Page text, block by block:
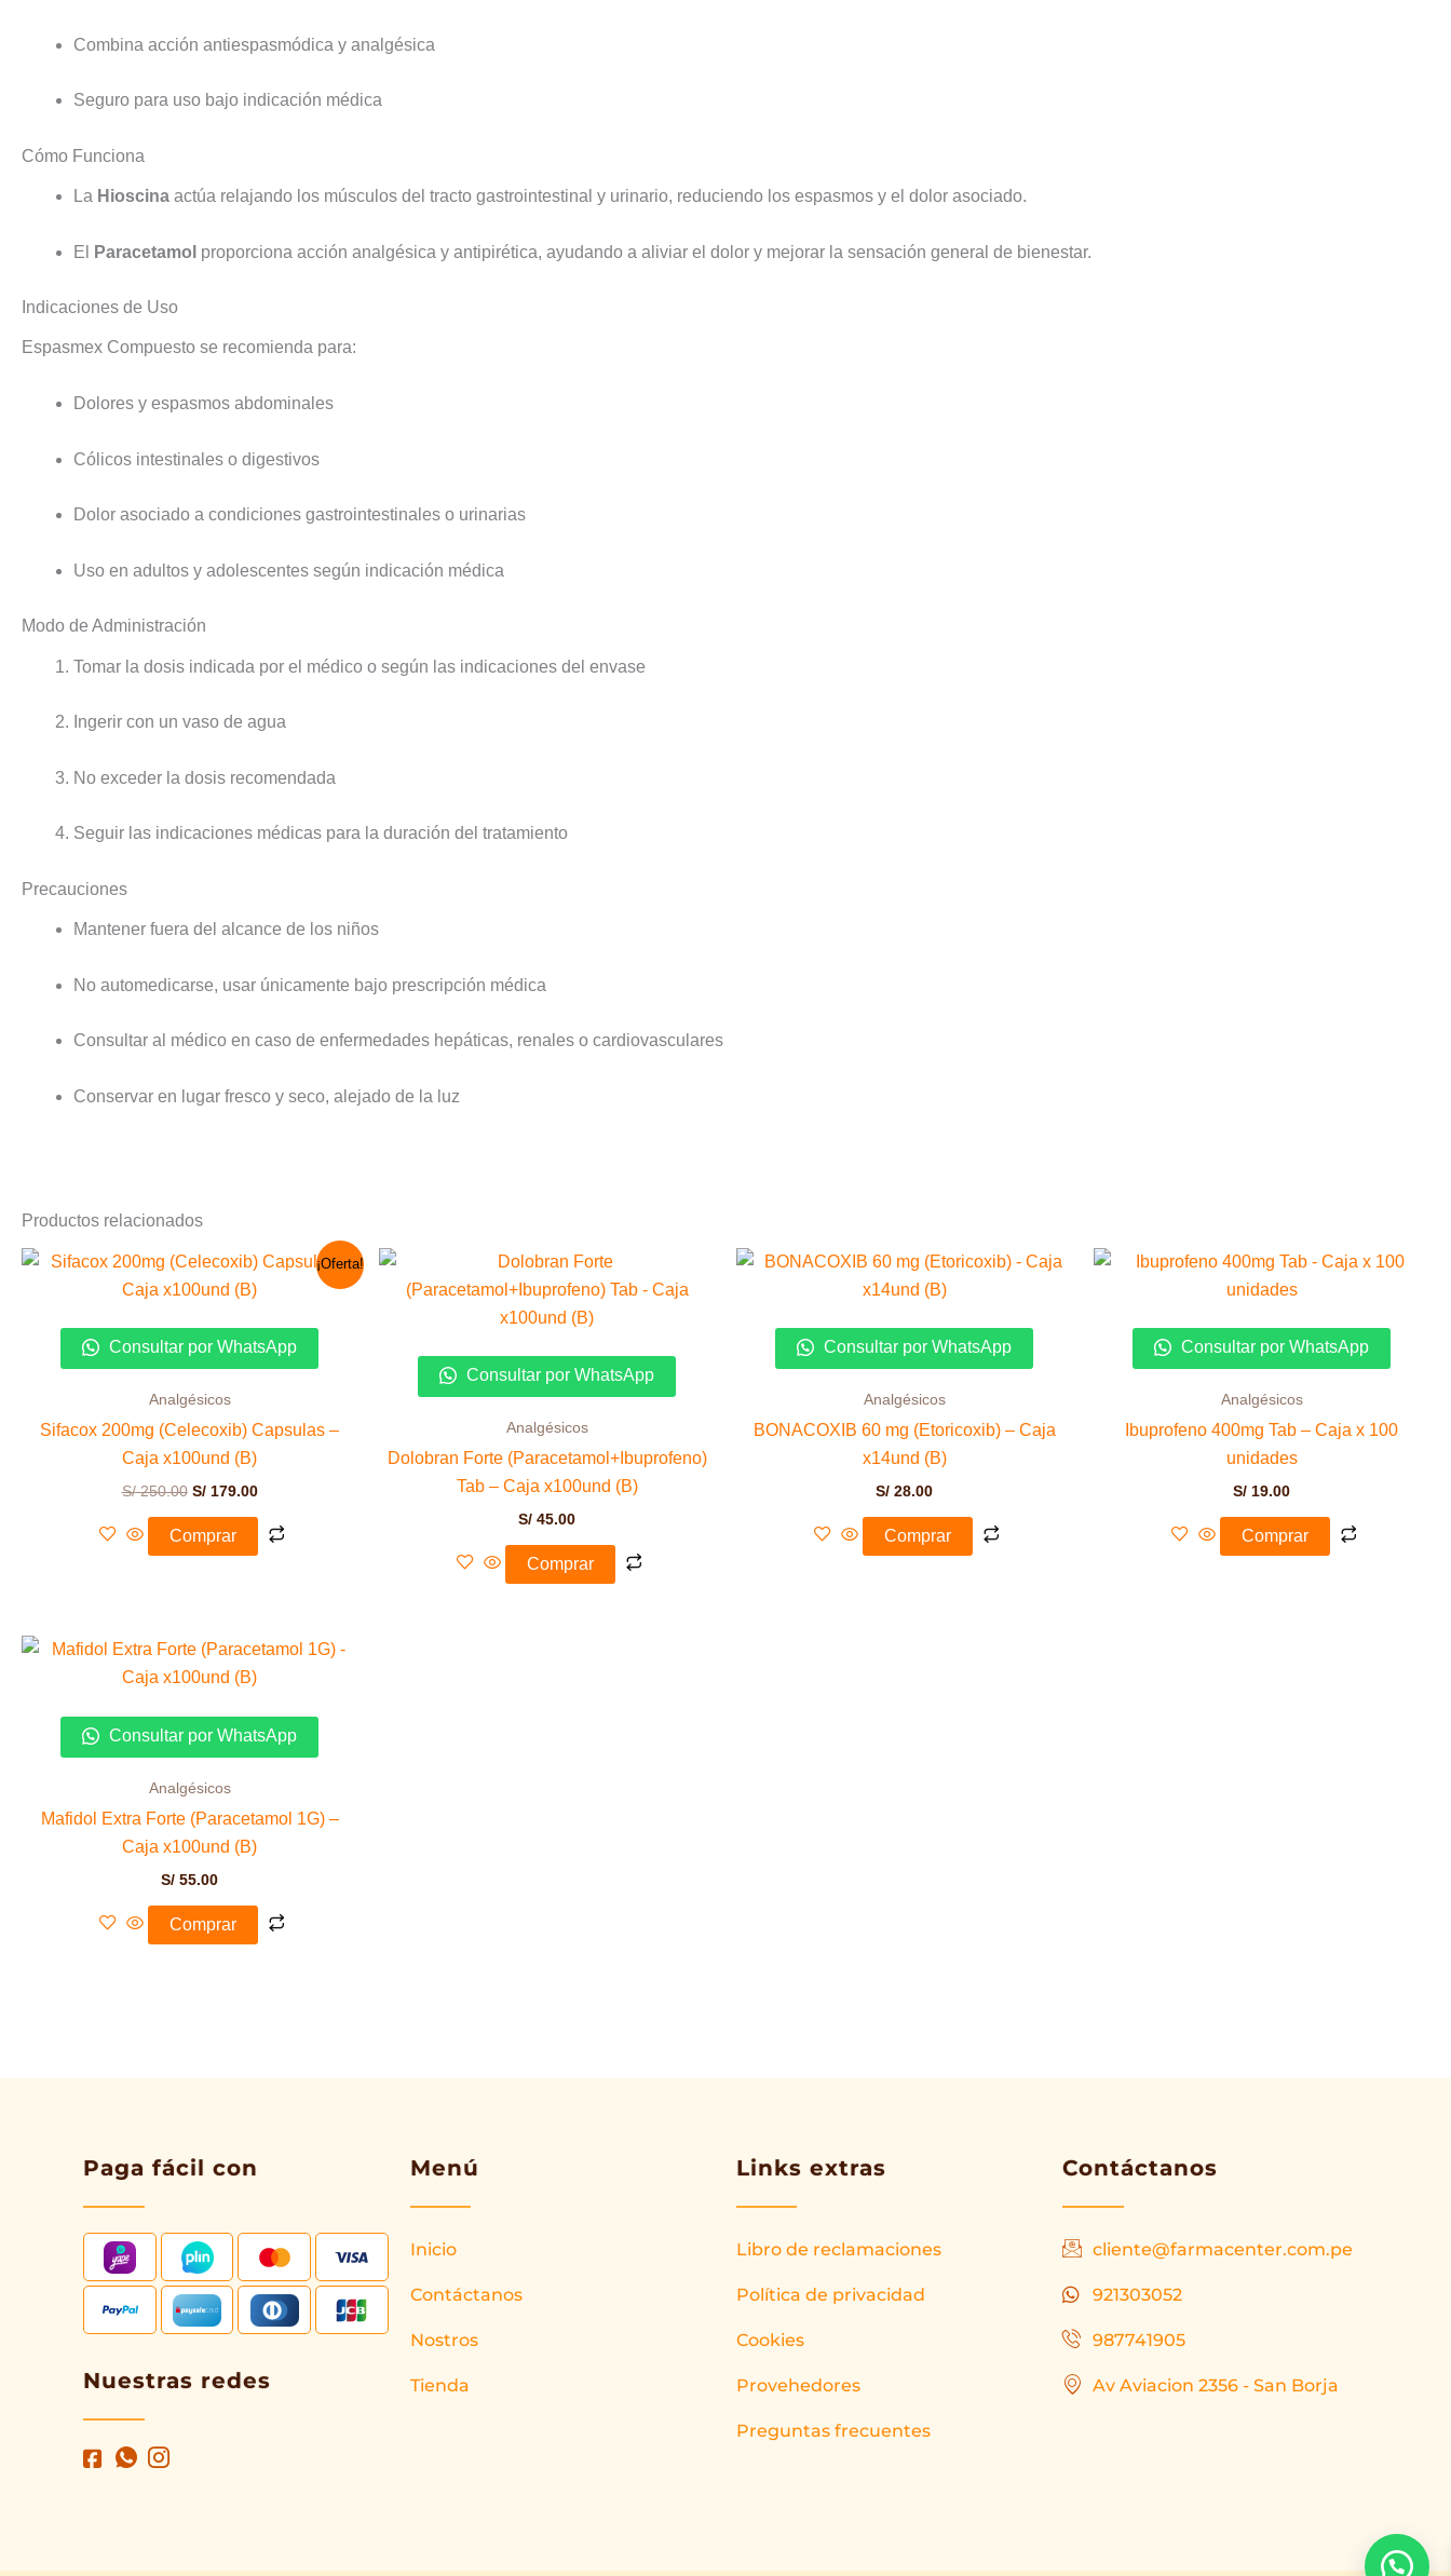
Combina acción antiespasmódica y analgésica
Seguro para uso bajo indicación médica
Cómo Funciona
La Hioscina actúa relajando los músculos del tracto gastrointestinal y urinario, reduciendo los espasmos y el dolor asociado.
El Paracetamol proporciona acción analgésica y antipirética, ayudando a aliviar el dolor y mejorar la sensación general de bienestar.
Indicaciones de Uso
Espasmex Compuesto se recomienda para:
Dolores y espasmos abdominales
Cólicos intestinales o digestivos
Dolor asociado a condiciones gastrointestinales o urinarias
Uso en adultos y adolescentes según indicación médica
Modo de Administración
Tomar la dosis indicada por el médico o según las indicaciones del envase
Ingerir con un vaso de agua
No exceder la dosis recomendada
Seguir las indicaciones médicas para la duración del tratamiento
Precauciones
Mantener fuera del alcance de los niños
No automedicarse, usar únicamente bajo prescripción médica
Consultar al médico en caso de enfermedades hepáticas, renales o cardiovasculares
Conservar en lugar fresco y seco, alejado de la luz
Productos relacionados
¡Oferta!
Consultar por WhatsApp
Analgésicos
Sifacox 200mg (Celecoxib) Capsulas –
Caja x100und (B)
S/250.00
El
original
S/179.00
El
precio
actual
S/ 179.00.
Comprar
Consultar por WhatsApp
Analgésicos
Dolobran Forte (Paracetamol+Ibuprofeno)
Tab – Caja x100und (B)
S/ 45.00
Comprar
Consultar por WhatsApp
Analgésicos
BONACOXIB 60 mg (Etoricoxib) – Caja
x14und (B)
S/ 28.00
Comprar
Consultar por WhatsApp
Analgésicos
Ibuprofeno 400mg Tab – Caja x 100
unidades
S/ 19.00
Comprar
Consultar por WhatsApp
Analgésicos
Mafidol Extra Forte (Paracetamol 1G) –
Caja x100und (B)
S/ 55.00
Comprar
Paga fácil con
Nuestras redes
Menú
Inicio
Contáctanos
Nostros
Tienda
Links extras
Libro de reclamaciones
Política de privacidad
Cookies
Provehedores
Preguntas frecuentes
Contáctanos
cliente@farmacenter.com.pe
921303052
987741905
Av Aviacion 2356 - San Borja